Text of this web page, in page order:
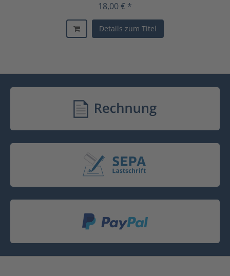
18,00 € *
Details zum Titel